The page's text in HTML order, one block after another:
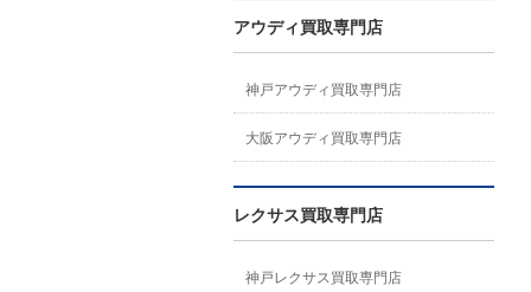
アウディ買取専門店
神戸アウディ買取専門店
大阪アウディ買取専門店
レクサス買取専門店
神戸レクサス買取専門店